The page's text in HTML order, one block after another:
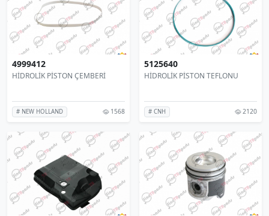
4999412
HİDROLİK PİSTON ÇEMBERİ
# NEW HOLLAND 1568
5125640
HİDROLİK PİSTON TEFLONU
# CNH 2120